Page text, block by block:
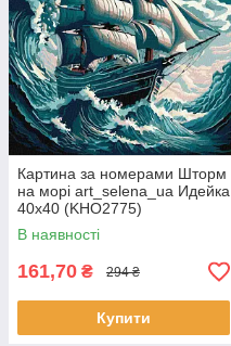
Картина за номерами Шторм
на морі art_selena_ua Идейка
40х40 (KHO2775)
В наявності
161,70 ₴ 294 ₴
Купити